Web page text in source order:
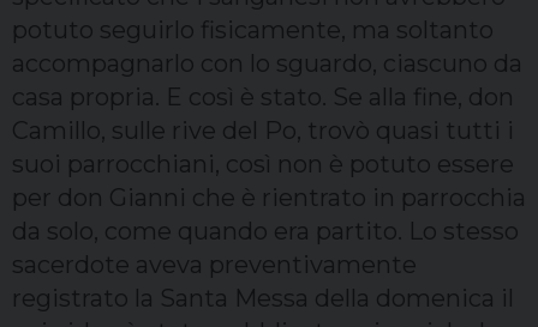
potuto seguirlo fisicamente, ma soltanto
accompagnarlo con lo sguardo, ciascuno da
casa propria. E così è stato. Se alla fine, don
Camillo, sulle rive del Po, trovò quasi tutti i
suoi parrocchiani, così non è potuto essere
per don Gianni che è rientrato in parrocchia
da solo, come quando era partito. Lo stesso
sacerdote aveva preventivamente
registrato la Santa Messa della domenica il